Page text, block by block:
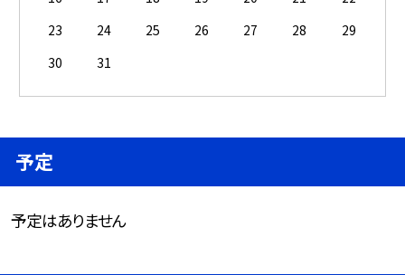
23
24 25 26 27 28
29
30
31
予定
予定はありません